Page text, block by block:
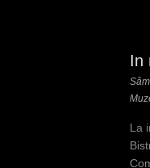
In
La